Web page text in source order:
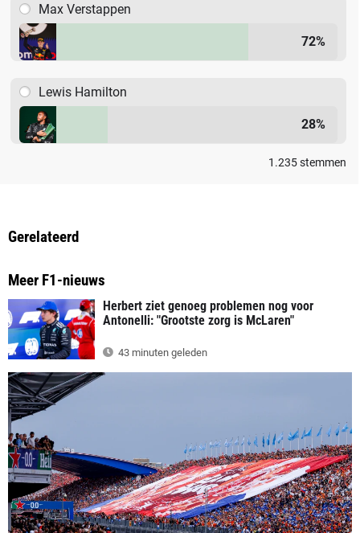
Max Verstappen
72%
Lewis Hamilton
28%
1.235stemmen
Gerelateerd
Meer F1-nieuws
Herbert ziet genoeg problemen nog voor
Antonelli: "Grootste zorg is McLaren"
43 minuten geleden